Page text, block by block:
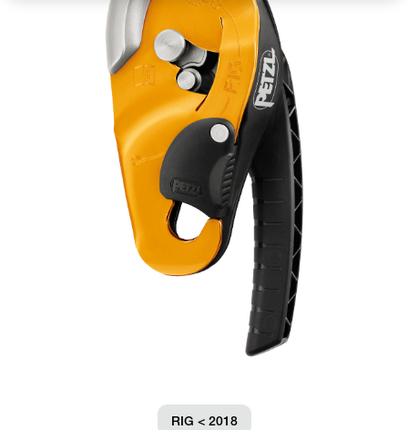
RIG < 2018